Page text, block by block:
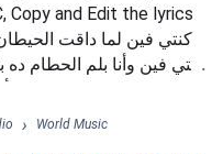
Copy and Edit the lyrics
كنتي فين وأنا بلم الحطام
/ متجيش دلوقتي تفتكريني
بيا / مش كنت
للدرجة ديه / فا
› World Music